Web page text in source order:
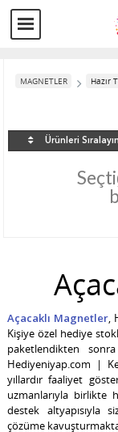
MAGNETLER Hazır
Ürünleri Sıralayın
Açacaklı Magnetler,
Kişiye özel hediye
paketlendikten
Hediyeniyap.com |
yıllardır faaliyet
uzmanlarıyla birlikte
destek altyapısıyla
çözüme